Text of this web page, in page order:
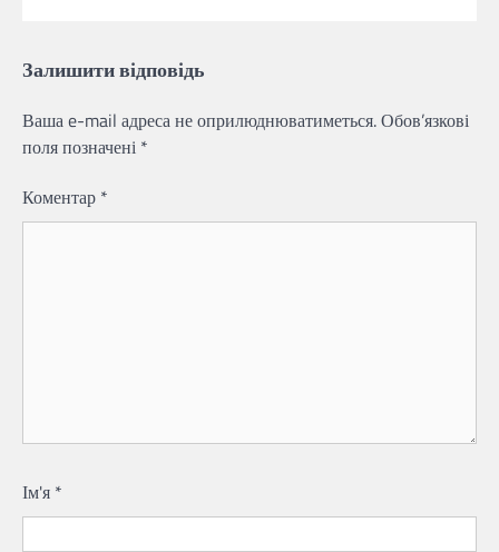
Залишити відповідь
Ваша e-mail адреса не оприлюднюватиметься.Обов’язкові
поля позначені *
Коментар *
Ім'я *